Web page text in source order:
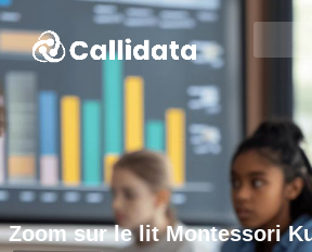
Zoom sur le lit Montessori